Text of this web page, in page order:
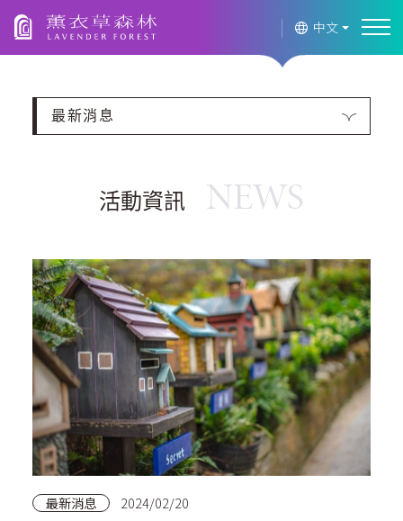
中文
最新消息
活動資訊 NEWS
最新消息 2024/02/20